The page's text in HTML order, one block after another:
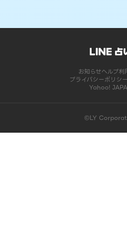
お知らせヘルプ利
プライバシーポリシー
Yahoo!
©LY
このコンテンツは掲載が終了しま